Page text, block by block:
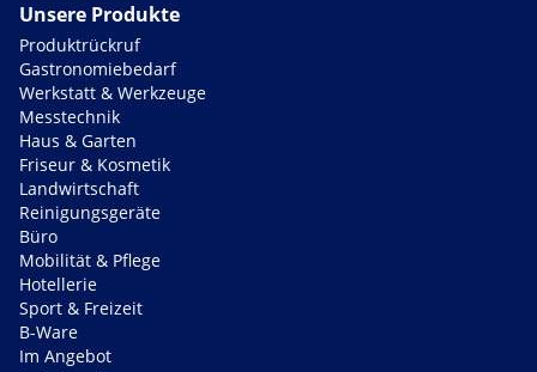
Unsere Produkte
Produktrückruf
Gastronomiebedarf
Werkstatt & Werkzeuge
Messtechnik
Haus & Garten
Friseur & Kosmetik
Landwirtschaft
Reinigungsgeräte
Büro
Mobilität & Pflege
Hotellerie
Sport & Freizeit
B-Ware
Im Angebot